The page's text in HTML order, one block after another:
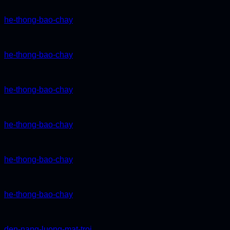
he-thong-bao-chay
he-thong-bao-chay
he-thong-bao-chay
he-thong-bao-chay
he-thong-bao-chay
he-thong-bao-chay